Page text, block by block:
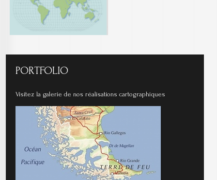
PORTFOLIO
Visitez la galerie de nos réalisations cartographiques